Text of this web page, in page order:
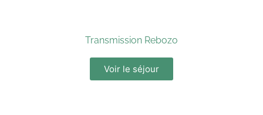
Transmission Rebozo
Voir le séjour